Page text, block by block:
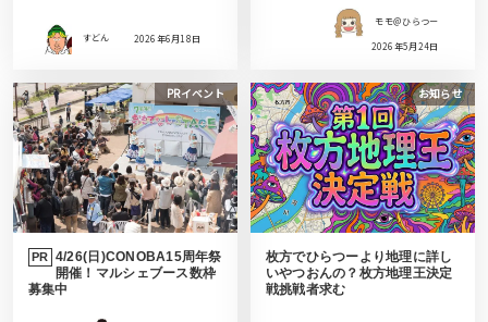
すどん 2026年6月18日
モモ＠ひらつー
2026年5月24日
PRイベント
PR 4/26(日)CONOBA15周年祭
開催！マルシェブース数枠
募集中
お知らせ
枚方でひらつーより地理に詳し
いやつおんの？枚方地理王決定
戦挑戦者求む